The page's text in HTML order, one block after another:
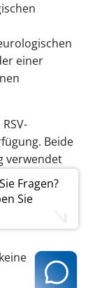
Fragen?
Sie
einer
Beide
verwendet
mit der
nicht